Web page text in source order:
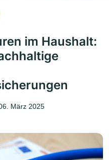
im Haushalt:
März 2025